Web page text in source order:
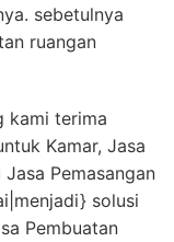
sebetulnya
ruangan
kami terima
Kamar, Jasa
Pemasangan
solusi
Pembuatan